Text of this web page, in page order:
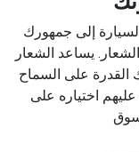
إلى جمهورك
يساعد الشعار
القدرة على السماح
اختياره على